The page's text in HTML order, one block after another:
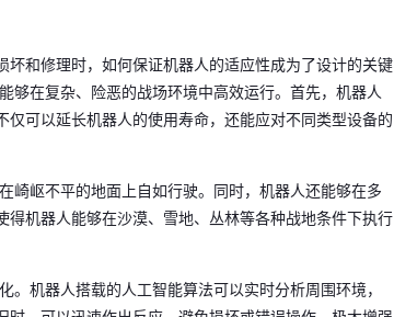
和修理时，如何保证机器人的适应性成为了设计的关键
够在复杂、险恶的战场环境中高效运行。首先，机器人
可以延长机器人的使用寿命，还能应对不同类型设备的
崎岖不平的地面上自如行驶。同时，机器人还能够在多
机器人能够在沙漠、雪地、丛林等各种战地条件下执行
机器人搭载的人工智能算法可以实时分析周围环境，